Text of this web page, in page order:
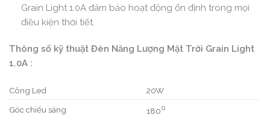
Grain Light 1.0A đảm bảo hoạt động ổn định trong mọi
điều kiện thời tiết.
Thông số kỹ thuật Đèn Năng Lượng Mặt Trời Grain Light
1.0A :
Công Led
20W
Góc chiếu sáng
1800